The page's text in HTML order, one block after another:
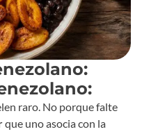
raro. No porque falte
que uno asocia con la